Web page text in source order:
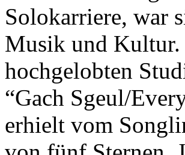
Solokarriere, war
Musik und
hochgelobten
“Gach Sgeul/
erhielt vom